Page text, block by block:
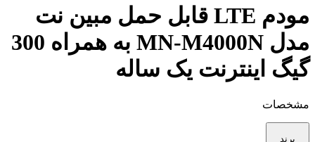
مودم LTE قابل حمل مبین نت
مدل MN-M4000N به همراه 300
گیگ اینترنت یک ساله
مشخصات
برند